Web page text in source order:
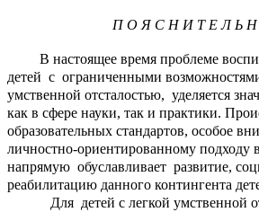
П О Я С Н И Т Е Л Ь
В настоящее время проблеме
детей c ограниченными возможностями
умственной отсталостью, уделяется
как в сфере науки, так и практики.
образовательных стандартов, особое
личностно-ориентированному подходу
напрямую обуславливает развитие,
реабилитацию данного контингента
Для детей с легкой умственной